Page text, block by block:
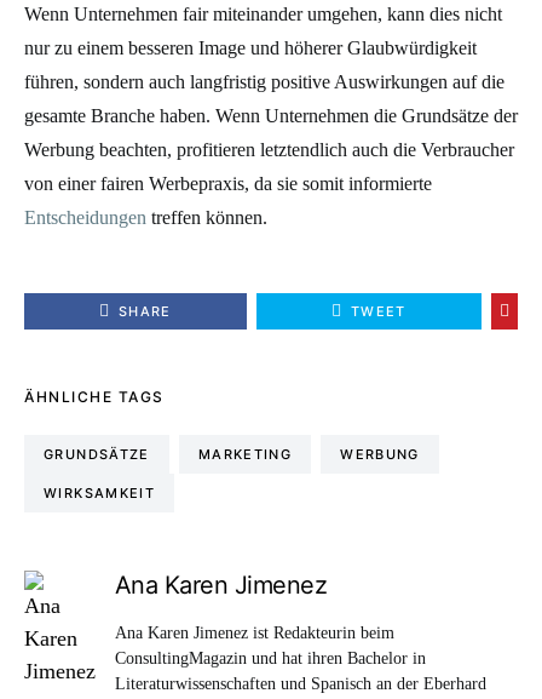
Wenn Unternehmen fair miteinander umgehen, kann dies nicht
nur zu einem besseren Image und höherer Glaubwürdigkeit
führen, sondern auch langfristig positive Auswirkungen auf die
gesamte Branche haben. Wenn Unternehmen die Grundsätze der
Werbung beachten, profitieren letztendlich auch die Verbraucher
von einer fairen Werbepraxis, da sie somit informierte
Entscheidungen treffen können.
SHARE TWEET
ÄHNLICHE TAGS
GRUNDSÄTZE MARKETING WERBUNG
WIRKSAMKEIT
Ana Karen Jimenez
Ana Karen Jimenez ist Redakteurin beim
ConsultingMagazin und hat ihren Bachelor in
Literaturwissenschaften und Spanisch an der Eberhard